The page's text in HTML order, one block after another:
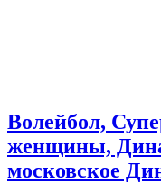
Волейбол,
женщины,
московское